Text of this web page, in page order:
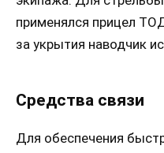
применялся прицел
за укрытия наводчик
Средства связи
Для обеспечения